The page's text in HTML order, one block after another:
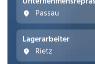
Passau
Lagerarbeiter
Rietz